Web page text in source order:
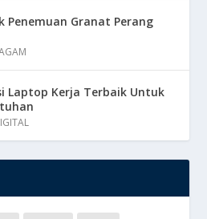
Penemuan Granat Perang
Laptop Kerja Terbaik Untuk